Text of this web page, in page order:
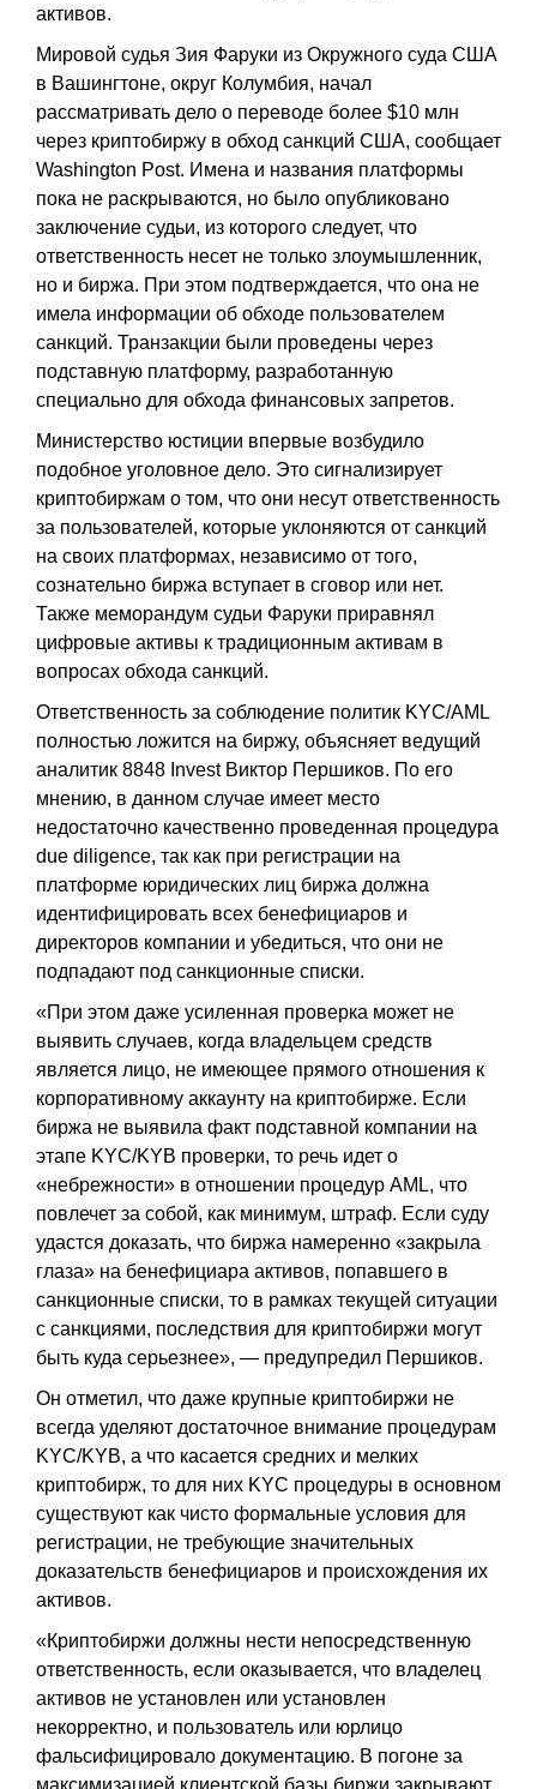
активов.
Мировой судья Зия Фаруки из Окружного суда США
в Вашингтоне, округ Колумбия, начал
рассматривать дело о переводе более $10 млн
через криптобиржу в обход санкций США, сообщает
Washington Post. Имена и названия платформы
пока не раскрываются, но было опубликовано
заключение судьи, из которого следует, что
ответственность несет не только злоумышленник,
но и биржа. При этом подтверждается, что она не
имела информации об обходе пользователем
санкций. Транзакции были проведены через
подставную платформу, разработанную
специально для обхода финансовых запретов.
Министерство юстиции впервые возбудило
подобное уголовное дело. Это сигнализирует
криптобиржам о том, что они несут ответственность
за пользователей, которые уклоняются от санкций
на своих платформах, независимо от того,
сознательно биржа вступает в сговор или нет.
Также меморандум судьи Фаруки приравнял
цифровые активы к традиционным активам в
вопросах обхода санкций.
Ответственность за соблюдение политик KYC/AML
полностью ложится на биржу, объясняет ведущий
аналитик 8848 Invest Виктор Першиков. По его
мнению, в данном случае имеет место
недостаточно качественно проведенная процедура
due diligence, так как при регистрации на
платформе юридических лиц биржа должна
идентифицировать всех бенефициаров и
директоров компании и убедиться, что они не
подпадают под санкционные списки.
«При этом даже усиленная проверка может не
выявить случаев, когда владельцем средств
является лицо, не имеющее прямого отношения к
корпоративному аккаунту на криптобирже. Если
биржа не выявила факт подставной компании на
этапе KYC/KYB проверки, то речь идет о
«небрежности» в отношении процедур AML, что
повлечет за собой, как минимум, штраф. Если суду
удастся доказать, что биржа намеренно «закрыла
глаза» на бенефициара активов, попавшего в
санкционные списки, то в рамках текущей ситуации
с санкциями, последствия для криптобиржи могут
быть куда серьезнее», — предупредил Першиков.
Он отметил, что даже крупные криптобиржи не
всегда уделяют достаточное внимание процедурам
KYC/KYB, а что касается средних и мелких
криптобирж, то для них KYC процедуры в основном
существуют как чисто формальные условия для
регистрации, не требующие значительных
доказательств бенефициаров и происхождения их
активов.
«Криптобиржи должны нести непосредственную
ответственность, если оказывается, что владелец
активов не установлен или установлен
некорректно, и пользователь или юрлицо
фальсифицировало документацию. В погоне за
максимизацией клиентской базы биржи закрывают